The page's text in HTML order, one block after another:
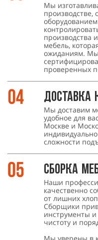
Мы
производства
мебель,
ожиданиям. Мы
проверенных
Доставка
Мы доставим
удобное для
Москве и
сложности
Сборка
Наши
качественно
от лишних
Сборщики
инструменты
чистоту и